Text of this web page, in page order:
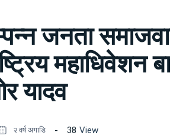
जनता
महाधिवेशन
यादव
२ वर्ष अगाडि 38 View